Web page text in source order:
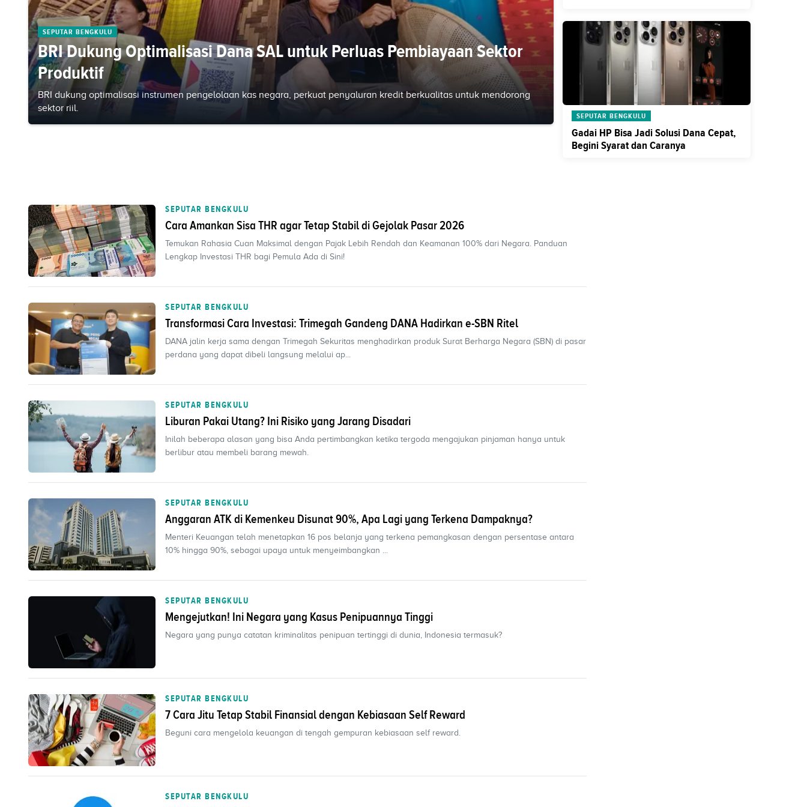
SEPUTAR BENGKULU
BRI Dukung Optimalisasi Dana SAL untuk Perluas Pembiayaan Sektor
Produktif
BRI dukung optimalisasi instrumen pengelolaan kas negara, perkuat penyaluran kredit berkualitas untuk mendorong
sektor riil.
SEPUTAR BENGKULU
Gadai HP Bisa Jadi Solusi Dana Cepat,
Begini Syarat dan Caranya
SEPUTAR BENGKULU
Cara Amankan Sisa THR agar Tetap Stabil di Gejolak Pasar 2026
Temukan Rahasia Cuan Maksimal dengan Pajak Lebih Rendah dan Keamanan 100% dari Negara. Panduan
Lengkap Investasi THR bagi Pemula Ada di Sini!
SEPUTAR BENGKULU
Transformasi Cara Investasi: Trimegah Gandeng DANA Hadirkan e-SBN Ritel
DANA jalin kerja sama dengan Trimegah Sekuritas menghadirkan produk Surat Berharga Negara (SBN) di pasar
perdana yang dapat dibeli langsung melalui ap...
SEPUTAR BENGKULU
Liburan Pakai Utang? Ini Risiko yang Jarang Disadari
Inilah beberapa alasan yang bisa Anda pertimbangkan ketika tergoda mengajukan pinjaman hanya untuk
berlibur atau membeli barang mewah.
SEPUTAR BENGKULU
Anggaran ATK di Kemenkeu Disunat 90%, Apa Lagi yang Terkena Dampaknya?
Menteri Keuangan telah menetapkan 16 pos belanja yang terkena pemangkasan dengan persentase antara
10% hingga 90%, sebagai upaya untuk menyeimbangkan ...
SEPUTAR BENGKULU
Mengejutkan! Ini Negara yang Kasus Penipuannya Tinggi
Negara yang punya catatan kriminalitas penipuan tertinggi di dunia, Indonesia termasuk?
SEPUTAR BENGKULU
7 Cara Jitu Tetap Stabil Finansial dengan Kebiasaan Self Reward
Beguni cara mengelola keuangan di tengah gempuran kebiasaan self reward.
SEPUTAR BENGKULU